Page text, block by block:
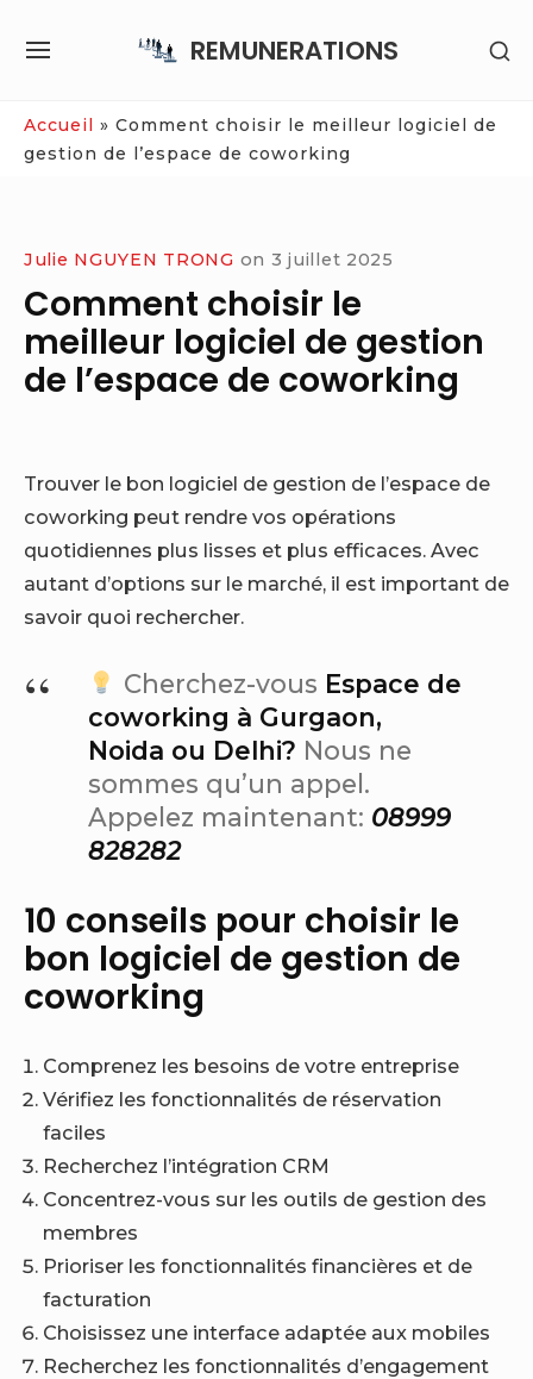
REMUNERATIONS
SITE
Accueil » Comment choisir le meilleur logiciel de
gestion de l’espace de coworking
Julie NGUYEN TRONG on 3 juillet 2025
Comment choisir le
meilleur logiciel de gestion
de l’espace de coworking
Trouver le bon logiciel de gestion de l’espace de
coworking peut rendre vos opérations
quotidiennes plus lisses et plus efficaces. Avec
autant d’options sur le marché, il est important de
savoir quoi rechercher.
Cherchez-vous Espace de
coworking à Gurgaon,
Noida ou Delhi? Nous ne
sommes qu’un appel.
Appelez maintenant: 08999
828282
10 conseils pour choisir le
bon logiciel de gestion de
coworking
Comprenez les besoins de votre entreprise
Vérifiez les fonctionnalités de réservation
faciles
Recherchez l’intégration CRM
Concentrez-vous sur les outils de gestion des
membres
Prioriser les fonctionnalités financières et de
facturation
Choisissez une interface adaptée aux mobiles
Recherchez les fonctionnalités d’engagement